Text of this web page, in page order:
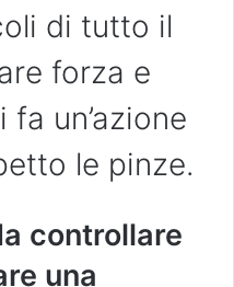
di tutto il
forza e
un’azione
le pinze.
controllare
una